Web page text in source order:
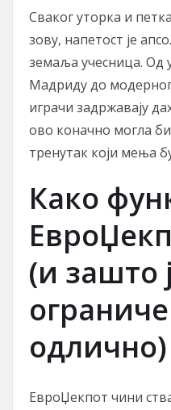
Сваког уторка и
зову, напетост је
земаља учесница. Од
Мадриду до модерног
играчи задржавају
ово коначно могла
тренутак који мења
Како
(и зашто
одлично)
ЕвроЏекпот чини